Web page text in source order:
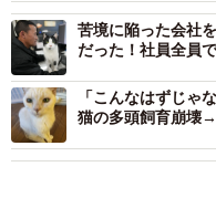
苦境に陥った会社
だった！社員全員
「こんなはずじゃ
猫の多頭飼育崩壊